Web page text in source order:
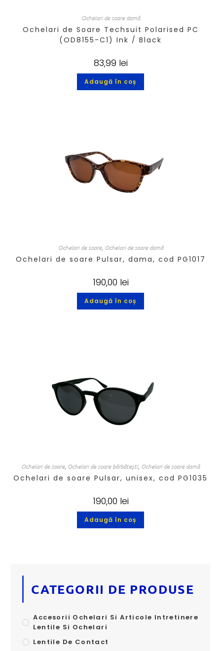
Ochelari de soare damă
Ochelari de Soare Techsuit Polarised PC
(OD8155-C1) Ink / Black
83,99 lei
Adaugă în coș
Ochelari de soare, Ochelari de soare damă
Ochelari de soare Pulsar, dama, cod PG1017
190,00 lei
Adaugă în coș
Ochelari de soare, Ochelari de soare bărbătești, Ochelari de soare damă
Ochelari de soare Pulsar, unisex, cod PG1035
190,00 lei
Adaugă în coș
CATEGORII DE PRODUSE
Accesorii Ochelari Si Articole Intretinere
Lentile Si Ochelari
Lentile De Contact